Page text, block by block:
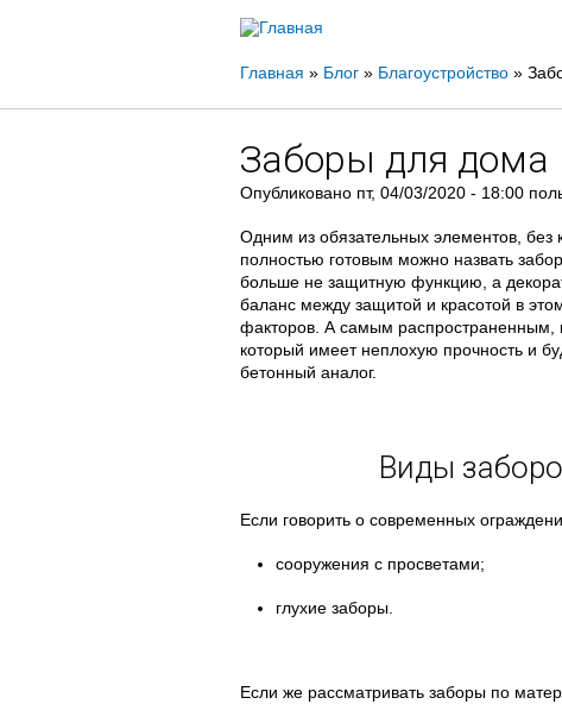
Вы
здесь
Главная » Блог » Благоустройство »
Заборы для дома
Опубликовано пт, 04/03/2020 - 18:00
Одним из обязательных элементов, без
полностью готовым можно назвать
больше не защитную функцию, а
баланс между защитой и красотой в
факторов. А самым распространенным,
который имеет неплохую прочность и
бетонный аналог.
Виды
Если говорить о современных
сооружения с просветами;
глухие заборы.
Если же рассматривать заборы по